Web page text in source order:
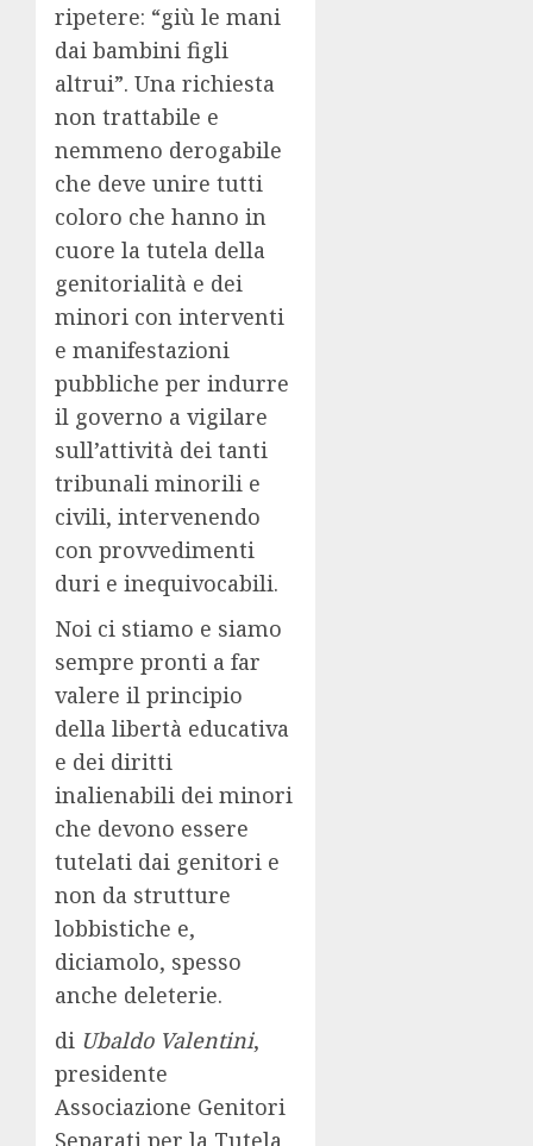
ripetere: “giù le mani
dai bambini figli
altrui”. Una richiesta
non trattabile e
nemmeno derogabile
che deve unire tutti
coloro che hanno in
cuore la tutela della
genitorialità e dei
minori con interventi
e manifestazioni
pubbliche per indurre
il governo a vigilare
sull’attività dei tanti
tribunali minorili e
civili, intervenendo
con provvedimenti
duri e inequivocabili.
Noi ci stiamo e siamo
sempre pronti a far
valere il principio
della libertà educativa
e dei diritti
inalienabili dei minori
che devono essere
tutelati dai genitori e
non da strutture
lobbistiche e,
diciamolo, spesso
anche deleterie.
di Ubaldo Valentini,
presidente
Associazione Genitori
Separati per la Tutela